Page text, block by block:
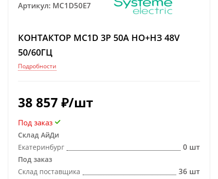
Артикул: MC1D50E7
КОНТАКТОР MC1D 3P 50A НО+НЗ 48V
50/60ГЦ
Подробности
38 857 ₽/шт
Под заказ
Склад АйДи
Екатеринбург
0 шт
Под заказ
Склад поставщика
36 шт